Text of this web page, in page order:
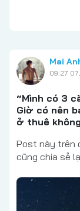
Mai
09:27
“Mình có 3
Giờ có nên
ở thuê
Post này trên
cũng chia sẻ